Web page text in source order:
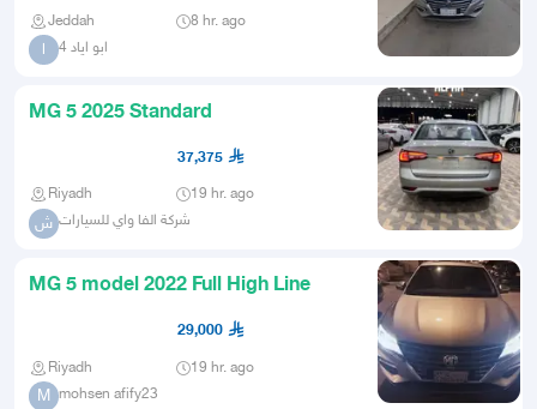
Jeddah 8 hr. ago
ا ابو اياد 4
MG 5 2025 Standard
37,375
Riyadh 19 hr. ago
ش شركة الفا واي للسيارات
MG 5 model 2022 Full High Line
29,000
Riyadh 19 hr. ago
M mohsen afify23